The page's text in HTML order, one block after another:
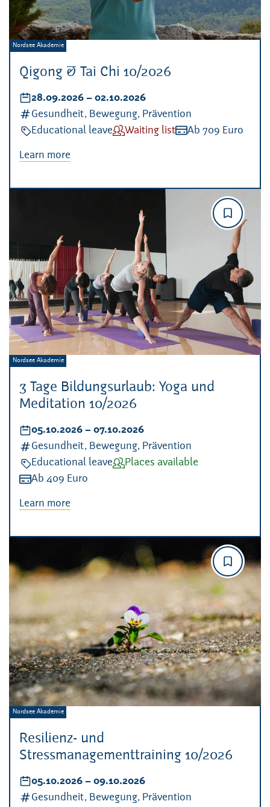
Qigong & Tai Chi 10/2026
Veranstalter:
Nordsee Akademie
Datum:
28.09.2026 – bis
02.10.2026
Kategorien:
Gesundheit, Bewegung, Prävention
Veranstaltungsart:
Educational leaveVerfügbarkeit:
Waiting listKosten:
Ab 709 Euro
Learn more
3 Tage Bildungsurlaub: Yoga und
Meditation 10/2026
Veranstalter:
Nordsee Akademie
Datum:
05.10.2026 – bis
07.10.2026
Kategorien:
Gesundheit, Bewegung, Prävention
Veranstaltungsart:
Educational leaveVerfügbarkeit:
Places available
Kosten:
Ab 409 Euro
Learn more
Resilienz- und
Stressmanagementtraining 10/2026
Veranstalter:
Nordsee Akademie
Datum:
05.10.2026 – bis
09.10.2026
Kategorien:
Gesundheit, Bewegung, Prävention